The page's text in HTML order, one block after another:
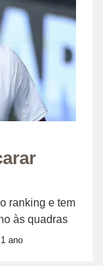
ranking e tem
às quadras
ano